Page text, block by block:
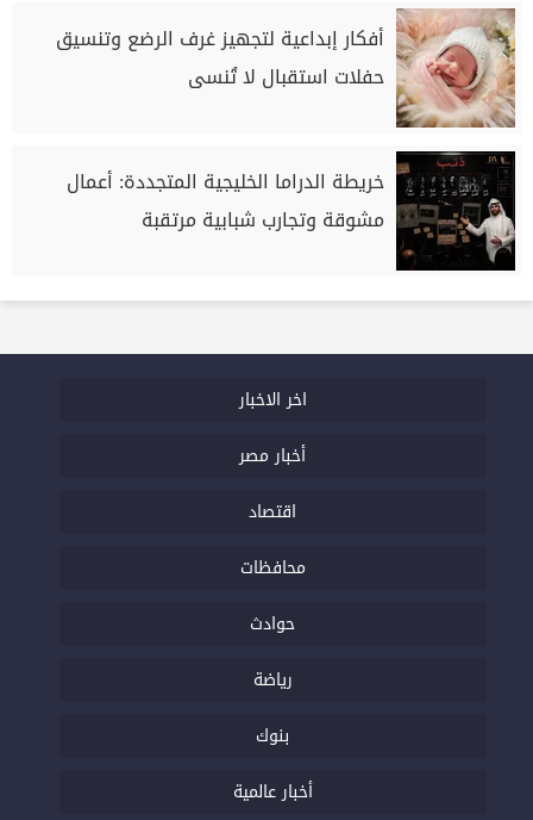
أفكار إبداعية لتجهيز غرف الرضع وتنسيق
حفلات استقبال لا تُنسى
خريطة الدراما الخليجية المتجددة: أعمال
مشوقة وتجارب شبابية مرتقبة
اخر الاخبار
أخبار مصر
اقتصاد
محافظات
حوادث
رياضة
بنوك
أخبار عالمية